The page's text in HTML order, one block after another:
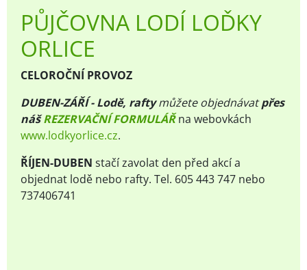
PŮJČOVNA LODÍ LOĎKY
ORLICE
CELOROČNÍ PROVOZ
DUBEN-ZÁŘÍ - Lodě, raftymůžete objednávatpřes
nášREZERVAČNÍ FORMULÁŘna webovkách
www.lodkyorlice.cz.
ŘÍJEN-DUBEN stačí zavolat den před akcí a
objednat lodě nebo rafty. Tel. 605 443 747 nebo
737406741